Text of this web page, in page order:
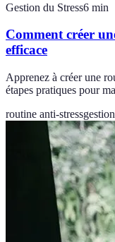
Gestion du Stress6 min
Comment créer
efficace
Apprenez à créer une
étapes pratiques pour
routine anti-stress